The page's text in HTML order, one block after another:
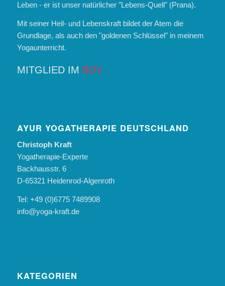
Leben - er ist unser natürlicher "Lebens-Quell" (Prana).
Mit seiner Heil- und Lebenskraft bildet der Atem die
Grundlage, als auch den "goldenen Schlüssel" in meinem
Yogaunterricht.
MITGLIED IM BDY
AYUR YOGATHERAPIE DEUTSCHLAND
Christoph Kraft
Yogatherapie-Experte
Backhausstr. 6
D-65321 Heidenrod-Algenroth
Tel: +49 (0)6775 7489908
info@yoga-kraft.de
KATEGORIEN